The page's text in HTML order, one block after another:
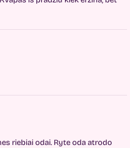
riebiai odai. Ryte oda atrodo